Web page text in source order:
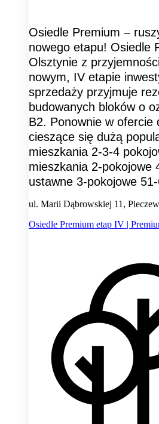
Osiedle Premium –
nowego etapu! Osiedle
Olsztynie z
nowym, IV etapie
sprzedaży przyjmuje
budowanych bloków o
B2. Ponownie w ofercie
cieszące się dużą
mieszkania 2-3-4
mieszkania 2-pokojowe
ustawne 3-pokojowe
ul. Marii Dąbrowskiej 11,
Osiedle Premium etap IV |